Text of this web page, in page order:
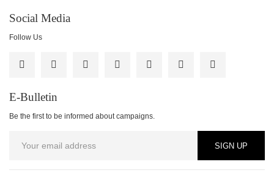
Social Media
Follow Us
E-Bulletin
Be the first to be informed about campaigns.
SIGN UP